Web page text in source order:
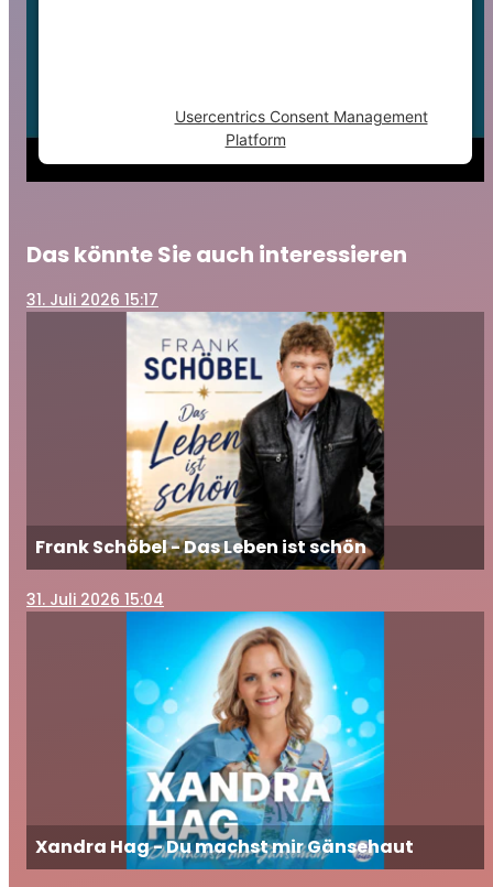
Usercentrics Consent Management
Platform
Das könnte Sie auch interessieren
31. Juli 2026 15:17
Frank Schöbel - Das Leben ist schön
31. Juli 2026 15:04
Xandra Hag - Du machst mir Gänsehaut